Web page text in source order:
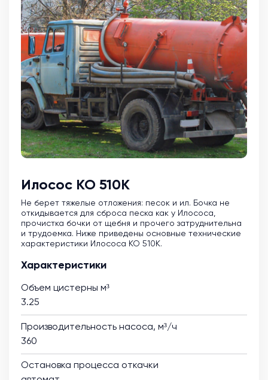
Илосос КО 510К
Не берет тяжелые отложения: песок и ил. Бочка не
откидывается для сброса песка как у Илососа,
прочистка бочки от щебня и прочего затруднительна
и трудоемка. Ниже приведены основные технические
характеристики Илососа КО 510К.
Характеристики
Объем цистерны м³
3.25
Производительность насоса, м³/ч
360
Остановка процесса откачки